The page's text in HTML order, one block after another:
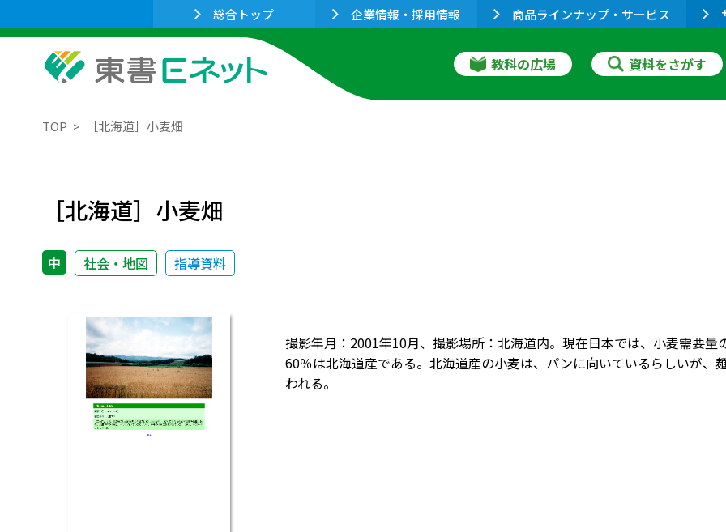
総合トップ 企業情報・採用情報 商品ラインナップ・サービス
教科の広場 資料をさがす
TOP ［北海道］小麦畑
［北海道］小麦畑
中 社会・地図 指導資料
撮影年月：2001年10月、撮影場所：北海道内。現在日本では、小麦需要
60％は北海道産である。北海道産の小麦は、パンに向いているらしいが、
われる。